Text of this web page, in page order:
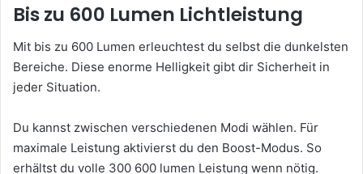
Bis zu 600 Lumen Lichtleistung
Mit bis zu 600 Lumen erleuchtest du selbst die dunkelsten
Bereiche. Diese enorme Helligkeit gibt dir Sicherheit in
jeder Situation.
Du kannst zwischen verschiedenen Modi wählen. Für
maximale Leistung aktivierst du den Boost-Modus. So
erhältst du volle 300 600 lumen Leistung wenn nötig.